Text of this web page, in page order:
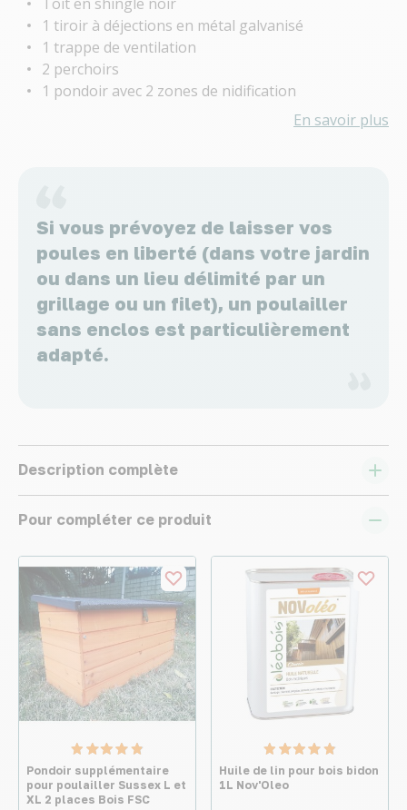
1 tiroir à déjections en métal galvanisé
1 trappe de ventilation
2 perchoirs
1 pondoir avec 2 zones de nidification
En savoir plus
Si vous prévoyez de laisser vos
poules en liberté (dans votre jardin
ou dans un lieu délimité par un
grillage ou un filet), un poulailler
sans enclos est particulièrement
adapté.
Description complète
Pour compléter ce produit
Pondoir supplémentaire
pour poulailler Sussex L et
XL 2 places Bois FSC
Huile de lin pour bois bidon
1L Nov'Oleo